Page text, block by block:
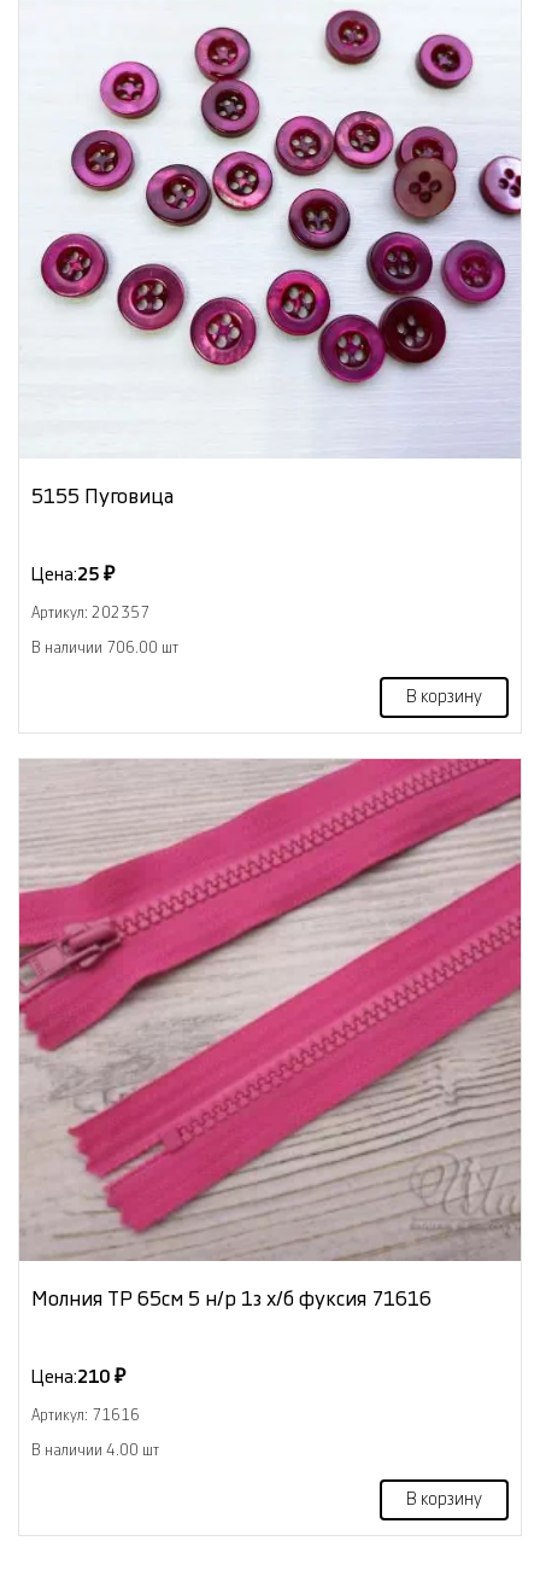
5155 Пуговица
Цена:25 ₽
Артикул: 202357
В наличии 706.00 шт
В корзину
Молния ТР 65cм 5 н/р 1з х/б фуксия 71616
Цена:210 ₽
Артикул: 71616
В наличии 4.00 шт
В корзину